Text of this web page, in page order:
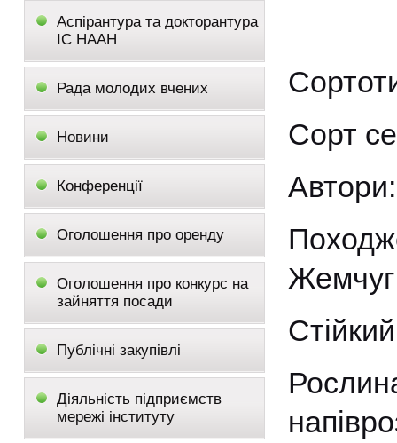
Аспірантура та докторантура
ІС НААН
Рада молодих вчених
Новини
Конференції
Оголошення про оренду
Оголошення про конкурс на
зайняття посади
Публічні закупівлі
Діяльність підприємств
мережі інституту
Сорт
Жемчуг